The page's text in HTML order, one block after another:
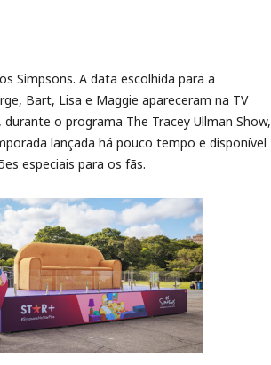
Simpsons. A data escolhida para a
Bart, Lisa e Maggie apareceram na TV
o programa The Tracey Ullman Show,
lançada há pouco tempo e disponível
especiais para os fãs.